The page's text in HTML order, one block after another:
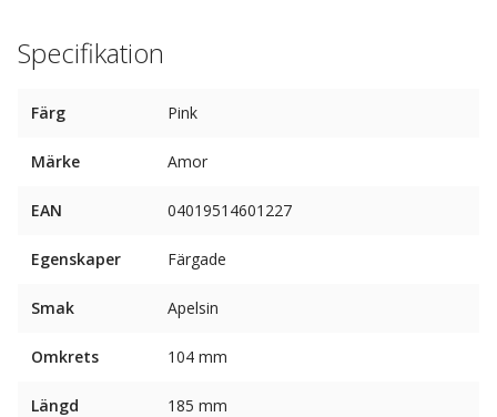
Specifikation
Färg Pink
Märke Amor
EAN 04019514601227
Egenskaper Färgade
Smak Apelsin
Omkrets 104 mm
Längd 185 mm